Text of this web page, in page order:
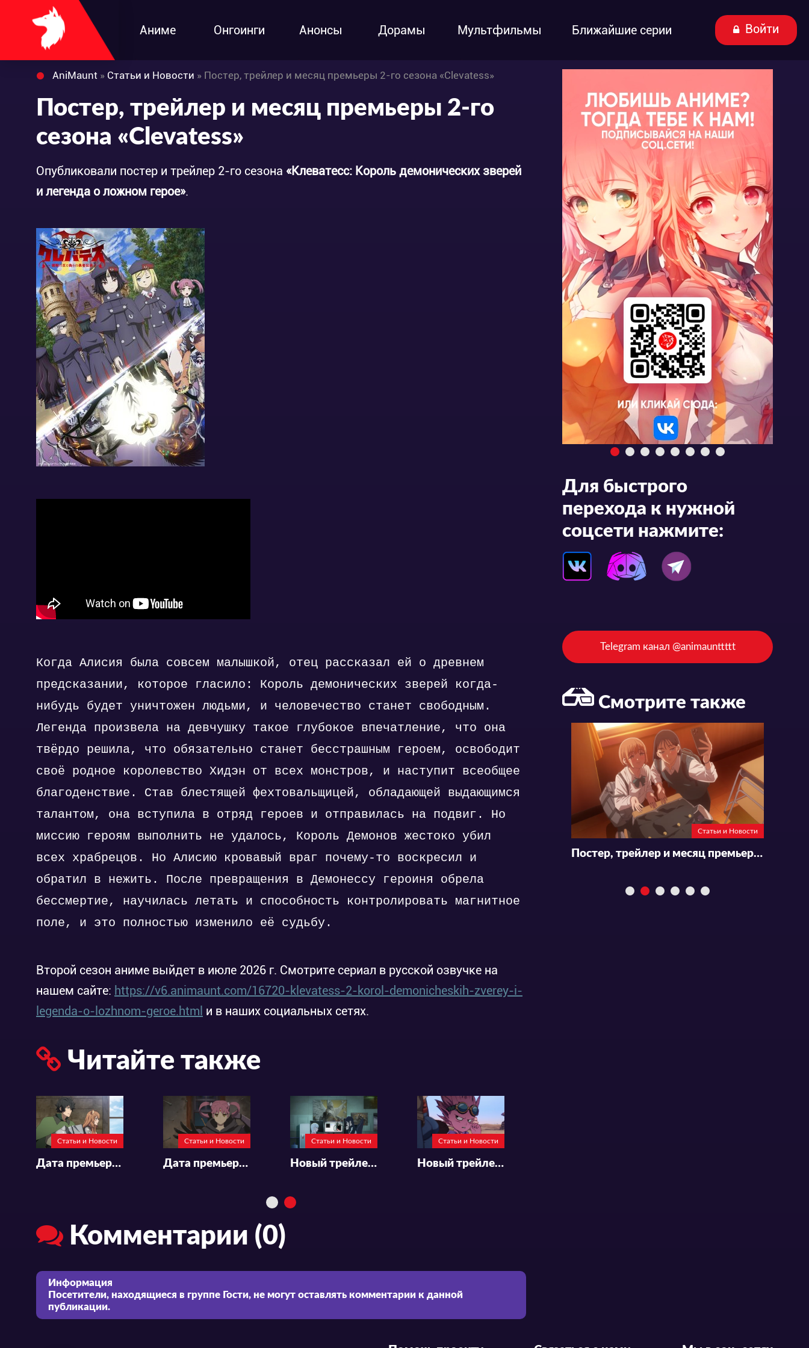
Аниме Онгоинги Анонсы Дорамы Мультфильмы Ближайшие серии Войти
AniMaunt » Статьи и Новости » Постер, трейлер и месяц премьеры 2-го сезона «Clevatess»
Постер, трейлер и месяц премьеры 2-го
сезона «Clevatess»
Опубликовали постер и трейлер 2-го сезона «Клеватесс: Король демонических зверей
и легенда о ложном герое».
Когда Алисия была совсем малышкой, отец рассказал ей о древнем
предсказании, которое гласило: Король демонических зверей когда-
нибудь будет уничтожен людьми, и человечество станет свободным.
Легенда произвела на девчушку такое глубокое впечатление, что она
твёрдо решила, что обязательно станет бесстрашным героем, освободит
своё родное королевство Хидэн от всех монстров, и наступит всеобщее
благоденствие. Став блестящей фехтовальщицей, обладающей выдающимся
талантом, она вступила в отряд героев и отправилась на подвиг. Но
миссию героям выполнить не удалось, Король Демонов жестоко убил
всех храбрецов. Но Алисию кровавый враг почему-то воскресил и
обратил в нежить. После превращения в Демонессу героиня обрела
бессмертие, научилась летать и способность контролировать магнитное
поле, и это полностью изменило её судьбу.
Второй сезон аниме выйдет в июле 2026 г. Смотрите сериал в русской озвучке на
нашем сайте: https://v6.animaunt.com/16720-klevatess-2-korol-demonicheskih-zverey-i-
legenda-o-lozhnom-geroe.html и в наших социальных сетях.
Читайте также
Статьи и Новости
Дата премьеры и новый трейлер 4-го сезона аниме «Tate no Yuusha no Nariagari»
Статьи и Новости
Дата премьеры и новый трейлер аниме «Clevatess: Majuu no Ou to Akago to Shikabane no Yuusha»
Статьи и Новости
Новый трейлер и постер аниме «Maou 2099»
Статьи и Новости
Новый трейлер и постер «Sand Land: The Series»
Комментарии (0)
Информация
Посетители, находящиеся в группе Гости, не могут оставлять комментарии к данной
публикации.
Для быстрого
перехода к нужной
соцсети нажмите:
Telegram канал @animaunttttt
Смотрите также
Статьи и Новости Статьи и Новости
Постер, трейлер и месяц премьеры «Kirio Fanclub»